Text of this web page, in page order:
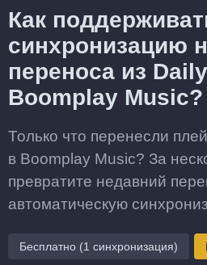
Как
синхронизацию
переноса из
Boomplay Music?
Только что перенесли
в Boomplay Music? За
превратите недавний
автоматическую
Бесплатно (1 синхронизация)